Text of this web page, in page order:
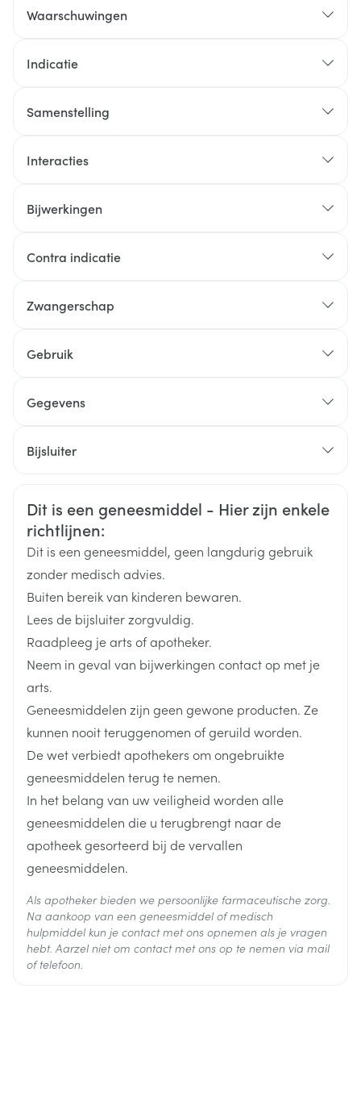
Waarschuwingen
Indicatie
Samenstelling
Interacties
Bijwerkingen
Contra indicatie
Zwangerschap
Gebruik
Het gehele gezicht voor het naar bed gaan wassen
Een hoeveelheid van het middel ter grootte van een
kin, de wangen, de neus en het voorhoofd worden
gedept en dan voorzichtig over het gehele gezicht
worden uitgesmeerd. De ogen, oogleden, lippen en
neusgaten moeten vermeden worden
De patiënt moet na toediening zijn handen wassen
Gegevens
Merken
Breedte 48 mm
Lengte
Diepte 38 mm
Verpakking
1
Actieve
Ingrediënten
clindamycine fosfaat, tretinoïne
Behoud Kamertemperatuur (15°C - 25°C)
Bijsluiter
Veiligheidsinformatie
Dit is een geneesmiddel - Hier zijn enkele
richtlijnen:
Dit is een geneesmiddel, geen langdurig gebruik
zonder medisch advies.
Buiten bereik van kinderen bewaren.
Lees de bijsluiter zorgvuldig.
Raadpleeg je arts of apotheker.
Neem in geval van bijwerkingen contact op met je
arts.
Geneesmiddelen zijn geen gewone producten. Ze
kunnen nooit teruggenomen of geruild worden.
De wet verbiedt apothekers om ongebruikte
geneesmiddelen terug te nemen.
In het belang van uw veiligheid worden alle
geneesmiddelen die u terugbrengt naar de
apotheek gesorteerd bij de vervallen
geneesmiddelen.
Als apotheker bieden we persoonlijke farmaceutische zorg.
Na aankoop van een geneesmiddel of medisch
hulpmiddel kun je contact met ons opnemen als je vragen
hebt. Aarzel niet om contact met ons op te nemen via mail
of telefoon.